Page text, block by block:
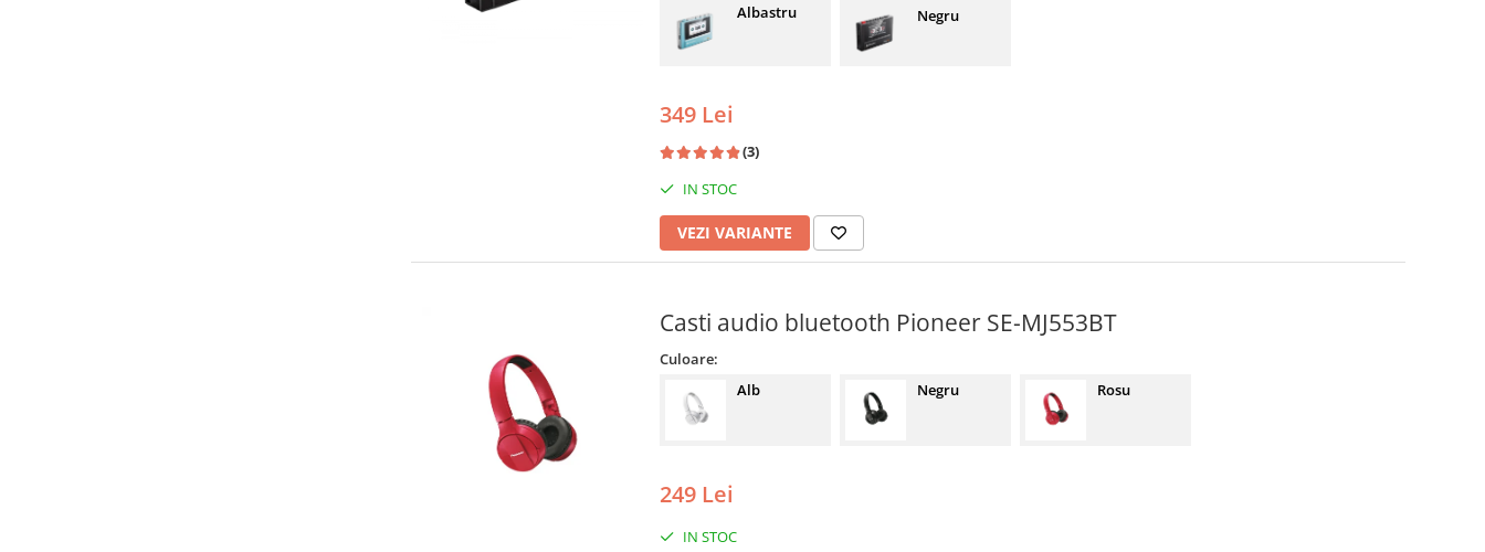
Albastru
Negru
349 Lei
(3)
IN STOC
VEZI VARIANTE
Casti audio bluetooth Pioneer SE-MJ553BT
Culoare:
Alb
Negru Rosu
249 Lei
IN STOC